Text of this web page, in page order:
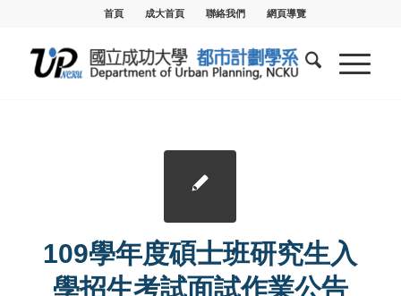
首頁 成大首頁 聯絡我們 網頁導覽
109學年度碩士班研究生入
學招生考試面試作業公告